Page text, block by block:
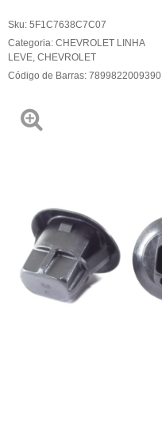
Sku: 5F1C7638C7C07
Categoria: CHEVROLET LINHA
LEVE CHEVROLET
Código de Barras: 7899822009390